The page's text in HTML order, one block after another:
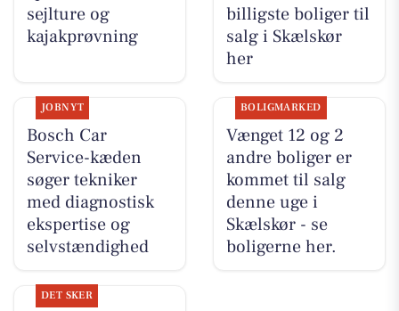
sejlture og
kajakprøvning
billigste boliger til
salg i Skælskør
her
JOBNYT
Bosch Car
Service-kæden
søger tekniker
med diagnostisk
ekspertise og
selvstændighed
BOLIGMARKED
Vænget 12 og 2
andre boliger er
kommet til salg
denne uge i
Skælskør - se
boligerne her.
DET SKER